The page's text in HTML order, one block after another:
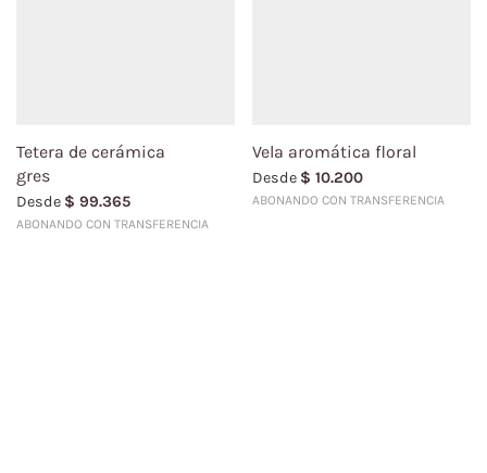
Tetera de cerámica
gres
Desde $ 99.365
ABONANDO CON TRANSFERENCIA
Vela aromática floral
Desde $ 10.200
ABONANDO CON TRANSFERENCIA